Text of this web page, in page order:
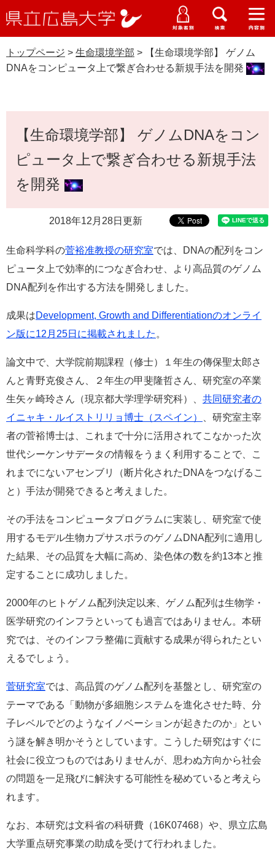
ー
ジ
先
ニ
ュ
を
ニ
ュ
ー
ニ
ュ
ー
ニ
ー
立
大
学
受験生の皆さま
地域・企業の皆さま
研究者の皆さま
教職員の皆さま
受験生特設サイト
WEB版大学案内
資料請求
English
中文簡体
o
l
e
ス
ム
索
すべて ページ PDF
大学概要
研究・地域連携・国際交流
入試情報
トップページ > 生命環境学部 >
【生命環境学部】 ゲノム
DNAをコンピュータ上で繋ぎ合わせる新規手法を開発
【生命環境学部】 ゲノムDNAをコン
ピュータ上で繋ぎ合わせる新規手法
を開発
2018年12月28日更新
生命科学科の菅裕准教授の研究室では、DNAの配列をコン
ピュータ上で効率的につなぎ合わせ、より高品質のゲノム
DNA配列を作出する方法を開発しました。
成果はDevelopment, Growth and Differentiationのオンライ
ン版に12月25日に掲載されました 。
論文中で、大学院前期課程（修士）１年生の傳保聖太郎さ
んと青野克俊さん、２年生の甲斐隆哲さん、研究室の卒業
生矢ヶ崎玲さん（現京都大学理学研究科）、 共同研究者の
イニャキ・ルイストリリョ博士（スペイン）
、研究室主宰
者の菅裕博士は、これまで十分に活用されてこなかった次
世代シーケンサデータの情報をうまく利用することで、こ
れまでにないアセンブリ（断片化されたDNAをつなげるこ
と）手法が開発できると考えました。
その手法をコンピュータプログラムに実装し、研究室で使
用するモデル生物カプサスポラのゲノムDNA配列に適用し
た結果、その品質を大幅に高め、染色体の数を約13本と推
定することに成功しました。
2000年のヒトゲノム配列決定以来、ゲノム配列は生物学・
医学研究のインフラといっても過言ではありません。本研
究では、そのインフラ整備に貢献する成果が得られたとい
えるでしょう。
菅研究室では、高品質のゲノム配列を基盤とし、研究室の
テーマである「動物が多細胞システムを進化させた時、分
子レベルでどのようなイノベーションが起きたのか」とい
う謎を解き明かそうとしています。こうした研究はすぐに
社会に役立つものではありませんが、思わぬ方向から社会
の問題を一足飛びに解決する可能性を秘めていると考えら
れます。
なお、本研究は文科省の科研費（16K07468）や、県立広島
大学重点研究事業の助成を受けて行われました。